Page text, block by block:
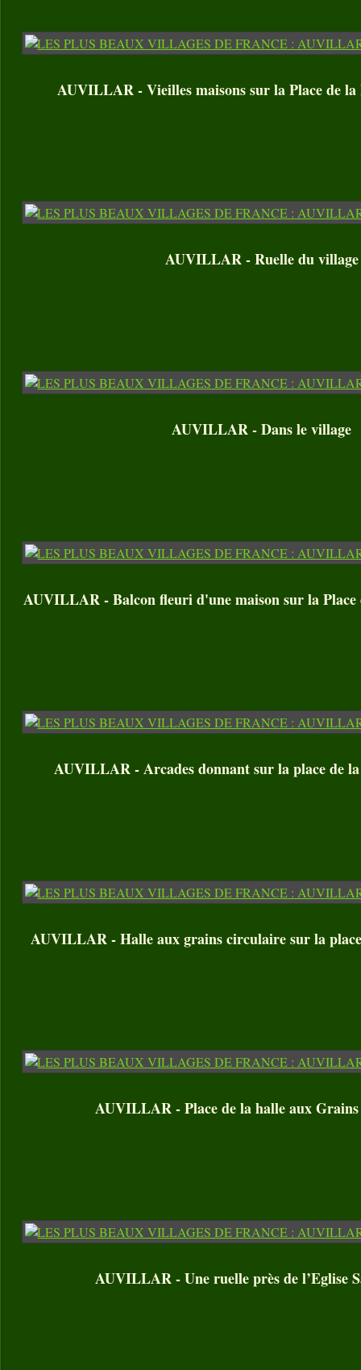
AUVILLAR - Vieilles maisons sur la Place de
AUVILLAR - Ruelle du village
AUVILLAR - Dans le village
AUVILLAR - Balcon fleuri d'une maison sur la
AUVILLAR - Arcades donnant sur la place de
AUVILLAR - Halle aux grains circulaire sur la
AUVILLAR - Place de la halle aux
AUVILLAR - Une ruelle près de l’Eglise